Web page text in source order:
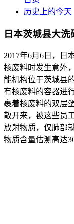
历史上的今天
日本茨城县大洗
2017年6月6日，日
核废料时发生意外
能机构位于茨城县
有核废料的容器进
裹着核废料的双层
散开来，被这些员
放射物质，仅肺部
物质含量估测高达